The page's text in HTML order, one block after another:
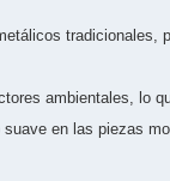
tradicionales,
ambientales, lo
en las piezas